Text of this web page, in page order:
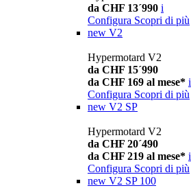
da CHF 13´990 i
Configura Scopri di più
new V2
Hypermotard V2
da CHF 15´990
da CHF 169 al mese* i
Configura Scopri di più
new V2 SP
Hypermotard V2
da CHF 20´490
da CHF 219 al mese* i
Configura Scopri di più
new V2 SP 100